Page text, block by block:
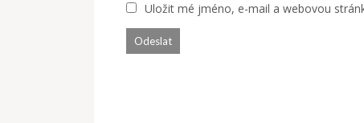
Uložit mé jméno, e-mail a webovou